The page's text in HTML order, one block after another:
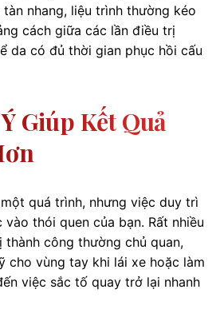
nhang, liệu trình thường kéo
cách giữa các lần điều trị
da có đủ thời gian phục hồi cấu
Giúp Kết Quả
quá trình, nhưng việc duy trì
thói quen của bạn. Rất nhiều
công thường chủ quan,
cho vùng tay khi lái xe hoặc làm
việc sắc tố quay trở lại nhanh